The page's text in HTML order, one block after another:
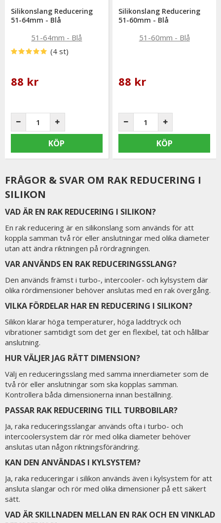
Silikonslang Reducering
51-64mm - Blå
(4 st)
88 kr
KÖP
Silikonslang Reducering
51-60mm - Blå
88 kr
KÖP
FRÅGOR & SVAR OM RAK REDUCERING I
SILIKON
VAD ÄR EN RAK REDUCERING I SILIKON?
En rak reducering är en silikonslang som används för att
koppla samman två rör eller anslutningar med olika diameter
utan att ändra riktningen på rördragningen.
VAR ANVÄNDS EN RAK REDUCERINGSSLANG?
Den används främst i turbo-, intercooler- och kylsystem där
olika rördimensioner behöver anslutas med en rak övergång.
VILKA FÖRDELAR HAR EN REDUCERING I SILIKON?
Silikon klarar höga temperaturer, höga laddtryck och
vibrationer samtidigt som det ger en flexibel, tät och hållbar
anslutning.
HUR VÄLJER JAG RÄTT DIMENSION?
Välj en reduceringsslang med samma innerdiameter som de
två rör eller anslutningar som ska kopplas samman.
Kontrollera båda dimensionerna innan beställning.
PASSAR RAK REDUCERING TILL TURBOBILAR?
Ja, raka reduceringsslangar används ofta i turbo- och
intercoolersystem där rör med olika diameter behöver
anslutas utan någon riktningsförändring.
KAN DEN ANVÄNDAS I KYLSYSTEM?
Ja, raka reduceringar i silikon används även i kylsystem för att
ansluta slangar och rör med olika dimensioner på ett säkert
sätt.
VAD ÄR SKILLNADEN MELLAN EN RAK OCH EN VINKLAD